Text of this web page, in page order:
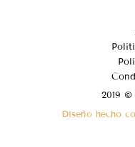
2019 ©
Diseño hecho